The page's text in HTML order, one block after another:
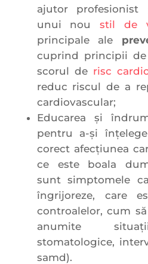
ajutor profesionist
unui noustil de
principale ale
cuprind principii
scorul de risc
reduc riscul de a
cardiovascular;
Educarea și
pentru a-și
corect afecțiunea
ce este boala
sunt simptomele
îngrijoreze, care
controalelor, cum
anumite
stomatologice,
samd).